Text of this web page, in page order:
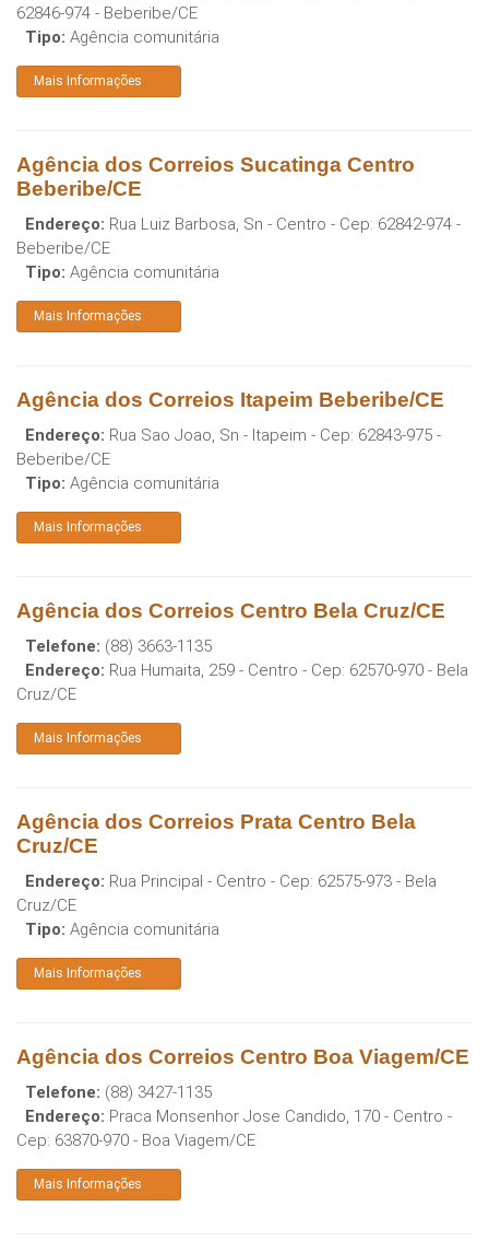
62846-974 - Beberibe/CE
Tipo: Agência comunitária
Mais Informações
Agência dos Correios Sucatinga Centro
Beberibe/CE
Endereço: Rua Luiz Barbosa, Sn - Centro - Cep: 62842-974 -
Beberibe/CE
Tipo: Agência comunitária
Mais Informações
Agência dos Correios Itapeim Beberibe/CE
Endereço: Rua Sao Joao, Sn - Itapeim - Cep: 62843-975 -
Beberibe/CE
Tipo: Agência comunitária
Mais Informações
Agência dos Correios Centro Bela Cruz/CE
Telefone: (88) 3663-1135
Endereço: Rua Humaita, 259 - Centro - Cep: 62570-970 - Bela
Cruz/CE
Mais Informações
Agência dos Correios Prata Centro Bela
Cruz/CE
Endereço: Rua Principal - Centro - Cep: 62575-973 - Bela
Cruz/CE
Tipo: Agência comunitária
Mais Informações
Agência dos Correios Centro Boa Viagem/CE
Telefone: (88) 3427-1135
Endereço: Praca Monsenhor Jose Candido, 170 - Centro -
Cep: 63870-970 - Boa Viagem/CE
Mais Informações